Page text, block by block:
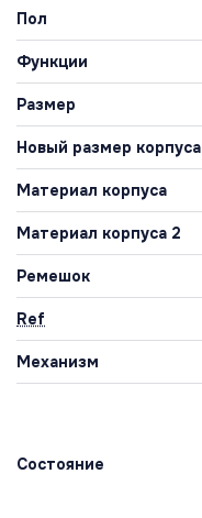
Пол
Функции
Размер
Новый размер корпуса
Материал корпуса
Материал корпуса 2
Ремешок
Ref
Механизм
Состояние